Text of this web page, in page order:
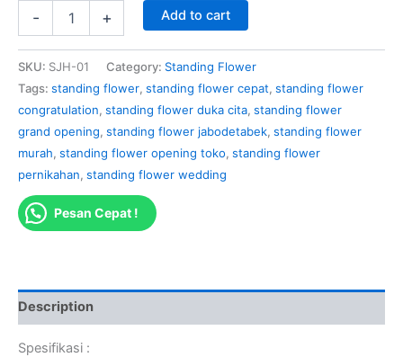
- + Add to cart
SKU: SJH-01 Category: Standing Flower
Tags: standing flower, standing flower cepat, standing flower
congratulation, standing flower duka cita, standing flower
grand opening, standing flower jabodetabek, standing flower
murah, standing flower opening toko, standing flower
pernikahan, standing flower wedding
Pesan Cepat !
Description
Spesifikasi :